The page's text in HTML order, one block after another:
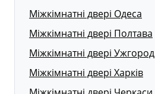
Міжкімнатні двері Одеса
Міжкімнатні двері Полтава
Міжкімнатні двері Ужгород
Міжкімнатні двері Харків